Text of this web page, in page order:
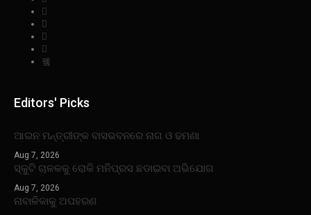
Editors' Picks
ଆଇନ ମନ୍ତ୍ରୀଙ୍କ ବାସଭବନରେ ନାଗ ଓ ଢମଣା
Aug 7, 2026
ସ୍କୁଟି ଚାଳକକୁ ରୋକି ମନିପ୍ରସ ଛଡାଇବା ଅଭିଯୋଗ
Aug 7, 2026
ନାବାଳିକାକୁ ଅପହରଣ